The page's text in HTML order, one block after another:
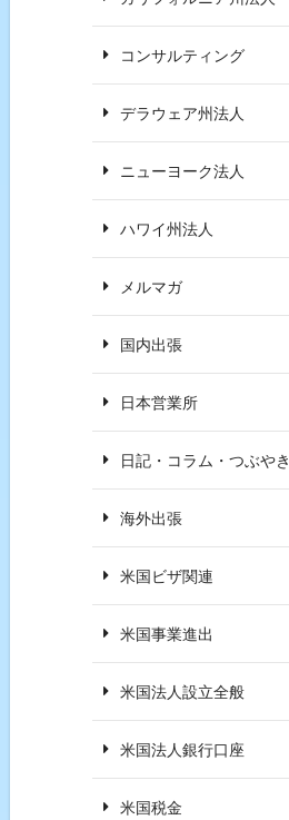
コンサルティング
デラウェア州法人
ニューヨーク法人
ハワイ州法人
メルマガ
国内出張
日本営業所
日記・コラム・つぶやき
海外出張
米国ビザ関連
米国事業進出
米国法人設立全般
米国法人銀行口座
米国税金